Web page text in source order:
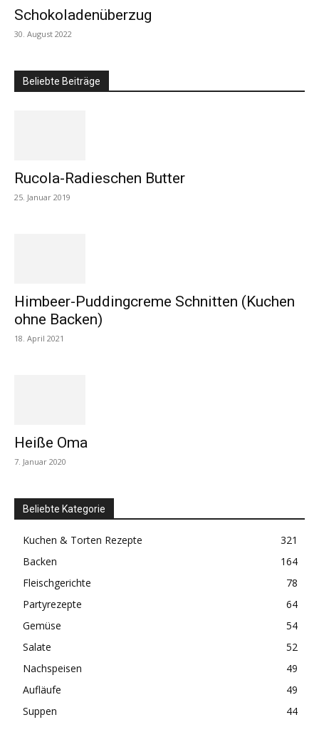
Schokoladenüberzug
30. August 2022
Beliebte Beiträge
Rucola-Radieschen Butter
25. Januar 2019
Himbeer-Puddingcreme Schnitten (Kuchen
ohne Backen)
18. April 2021
Heiße Oma
7. Januar 2020
Beliebte Kategorie
Kuchen & Torten Rezepte
321
Backen
164
Fleischgerichte
78
Partyrezepte
64
Gemüse
54
Salate
52
Nachspeisen
49
Aufläufe
49
Suppen
44